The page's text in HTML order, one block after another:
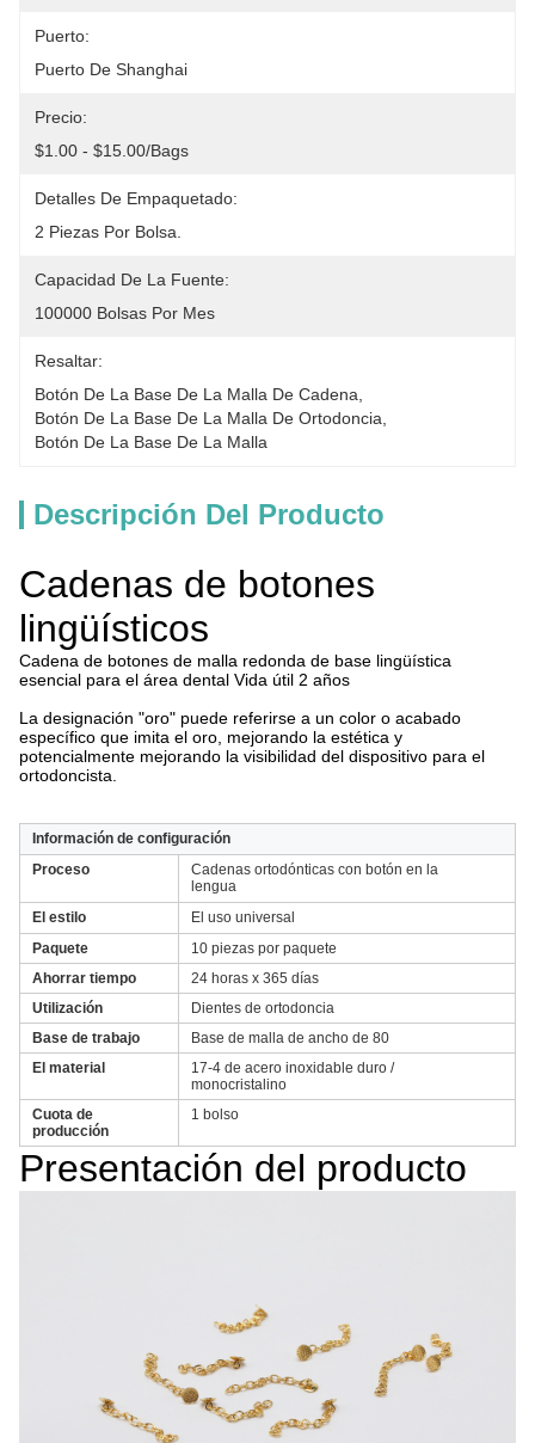
Puerto:
Puerto De Shanghai
Precio:
$1.00 - $15.00/bags
Detalles De Empaquetado:
2 Piezas Por Bolsa.
Capacidad De La Fuente:
100000 Bolsas Por Mes
Resaltar:
Botón De La Base De La Malla De Cadena
Botón De La Base De La Malla De Ortodoncia
Botón De La Base De La Malla
Descripción Del Producto
Cadenas de botones
lingüísticos
Cadena de botones de malla redonda de base lingüística
esencial para el área dental Vida útil 2 años
La designación "oro" puede referirse a un color o acabado
específico que imita el oro, mejorando la estética y
potencialmente mejorando la visibilidad del dispositivo para el
ortodoncista.
Información de configuración
Proceso
Cadenas ortodónticas con botón en la
lengua
El estilo
El uso universal
Paquete
10 piezas por paquete
Ahorrar tiempo
24 horas x 365 días
Utilización
Dientes de ortodoncia
Base de trabajo
Base de malla de ancho de 80
El material
17-4 de acero inoxidable duro /
monocristalino
Cuota de
producción
1 bolso
Presentación del producto